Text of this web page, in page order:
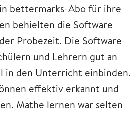
bettermarks-Abo für ihre
behielten die Software
Probezeit. Die Software
und Lehrern gut an
in den Unterricht einbinden.
effektiv erkannt und
Mathe lernen war selten